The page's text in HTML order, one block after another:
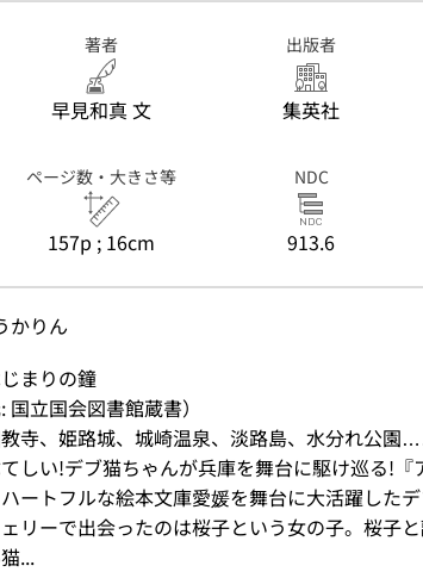
著者
早見和真 文
出版者
集英社
ページ数・大きさ等
157p ; 16cm
NDC
913.6
かりん
まりの鐘
: 国立国会図書館蔵書）
寺、姫路城、城崎温泉、淡路島、水分れ公
しい!デブ猫ちゃんが兵庫を舞台に駆け巡る!
ートフルな絵本文庫愛媛を舞台に大活躍した
リーで出会ったのは桜子という女の子。桜子
...